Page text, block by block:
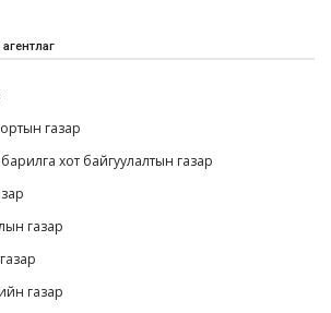
газар
хот байгуулалтын газар
газар
газар